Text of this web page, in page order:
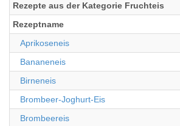
Rezepte aus der Kategorie Fruchteis
Rezeptname
Aprikoseneis
Bananeneis
Birneneis
Brombeer-Joghurt-Eis
Brombeereis